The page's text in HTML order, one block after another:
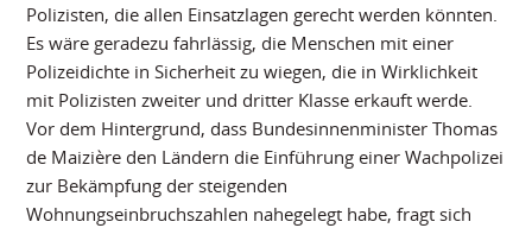
Polizisten, die allen Einsatzlagen gerecht werden könnten.
Es wäre geradezu fahrlässig, die Menschen mit einer
Polizeidichte in Sicherheit zu wiegen, die in Wirklichkeit
mit Polizisten zweiter und dritter Klasse erkauft werde.
Vor dem Hintergrund, dass Bundesinnenminister Thomas
de Maizière den Ländern die Einführung einer Wachpolizei
zur Bekämpfung der steigenden
Wohnungseinbruchszahlen nahegelegt habe, fragt sich